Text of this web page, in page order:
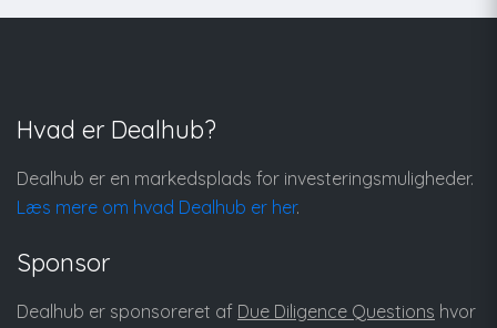
Hvad er Dealhub?
Dealhub er en markedsplads for investeringsmuligheder.
Læs mere om hvad Dealhub er her.
Sponsor
Dealhub er sponsoreret af Due Diligence Questions hvor